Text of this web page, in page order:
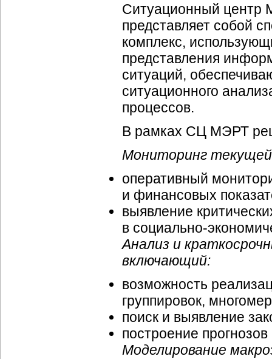
Ситуационный центр
представляет собой
комплекс,
представления
ситуаций,
ситуационного
процессов.
В рамках СЦ МЭРТ
Мониторинг
оперативный
и финансовых
выявление
в социально-
Анализ и
включающий:
возможность
группировок,
поиск и выявление
построение
Моделирование